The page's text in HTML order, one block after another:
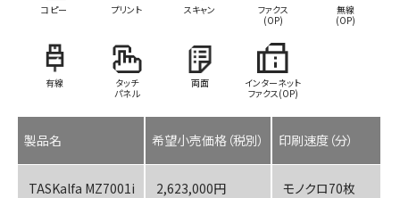
コピー プリント スキャン
ファクス
(OP)
無線
(OP)
有線
タッチ
パネル
両面
インターネット
ファクス(OP)
製品名 希望小売価格（税別） 印刷速度（分）
TASKalfa MZ7001i 2,623,000円 モノクロ70枚